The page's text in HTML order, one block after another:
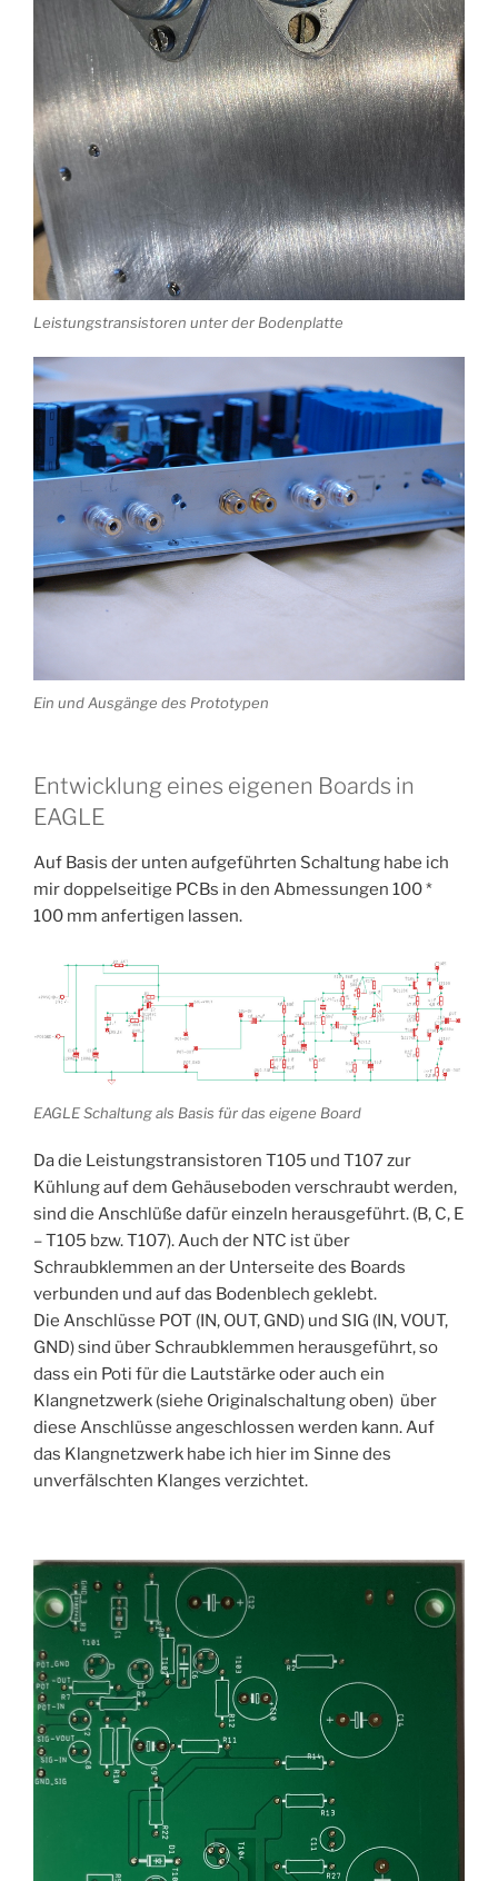
Leistungstransistoren unter der Bodenplatte
Ein und Ausgänge des Prototypen
Entwicklung eines eigenen Boards in
EAGLE
Auf Basis der unten aufgeführten Schaltung habe ich
mir doppelseitige PCBs in den Abmessungen 100 *
100 mm anfertigen lassen.
EAGLE Schaltung als Basis für das eigene Board
Da die Leistungstransistoren T105 und T107 zur
Kühlung auf dem Gehäuseboden verschraubt werden,
sind die Anschlüße dafür einzeln herausgeführt. (B, C, E
– T105 bzw. T107). Auch der NTC ist über
Schraubklemmen an der Unterseite des Boards
verbunden und auf das Bodenblech geklebt.
Die Anschlüsse POT (IN, OUT, GND) und SIG (IN, VOUT,
GND) sind über Schraubklemmen herausgeführt, so
dass ein Poti für die Lautstärke oder auch ein
Klangnetzwerk (siehe Originalschaltung oben) über
diese Anschlüsse angeschlossen werden kann. Auf
das Klangnetzwerk habe ich hier im Sinne des
unverfälschten Klanges verzichtet.